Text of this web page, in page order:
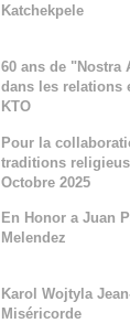
Katchekpele
60 ans de "Nostra
dans les relations
KTO
Pour la
traditions
Octobre 2025
En Honor a Juan
Melendez
Karol Wojtyla
Miséricorde